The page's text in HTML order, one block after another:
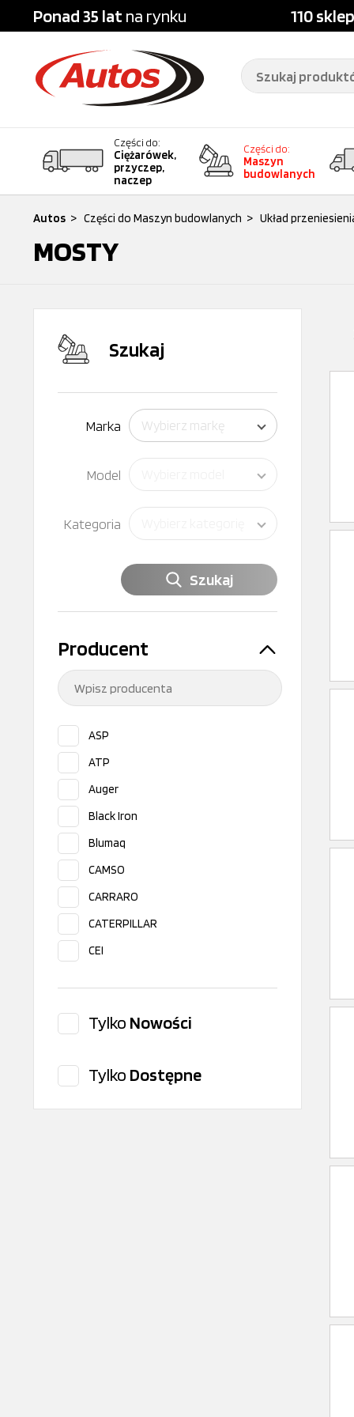
Ponad 35 lat na rynku 110
Części do:
Ciężarówek,
przyczep,
naczep
Części do:
Maszyn
budowlanych
Autos > Części do Maszyn budowlanych > Układ
MOSTY
Szukaj
Marka Wybierz markę
Model
Kategoria
Szukaj
Producent
ASP
ATP
Auger
Black Iron
Blumaq
CAMSO
CARRARO
CATERPILLAR
CEI
Corteco
Della Concordia
DT Spare Parts
Tylko Nowości
Tylko Dostępne